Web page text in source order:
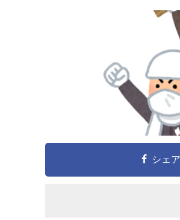
シェ